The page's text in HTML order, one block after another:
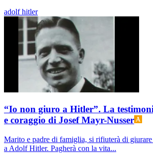
adolf hitler
“Io non giuro a Hitler”. La
e coraggio di Josef Mayr-Nusser
Marito e padre di famiglia, si rifiuterà di
a Adolf Hitler. Pagherà con la vita...